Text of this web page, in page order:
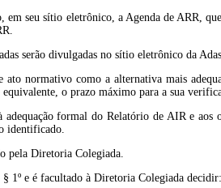
seu sítio eletrônico, a Agenda de ARR,
serão divulgadas no sítio eletrônico da
normativo como a alternativa mais
o prazo máximo para a sua
formal do Relatório de AIR e aos
identificado.
pela Diretoria Colegiada.
1º e é facultado à Diretoria Colegiada decidir: